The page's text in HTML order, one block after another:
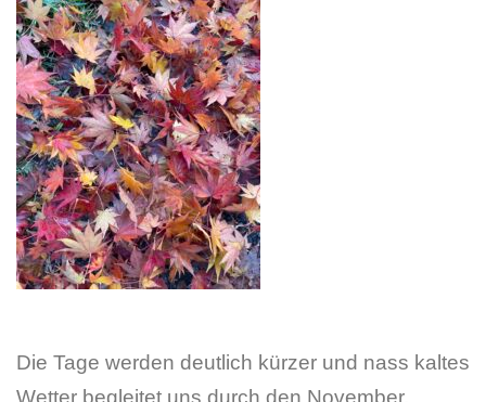
Die Tage werden deutlich kürzer und nass kaltes
Wetter begleitet uns durch den November.